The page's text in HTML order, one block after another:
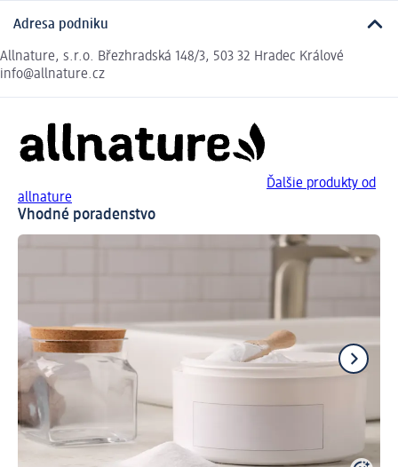
Adresa podniku
Allnature, s.r.o. Březhradská 148/3, 503 32 Hradec Králové
info@allnature.cz
Ďalšie produkty od
allnature
Vhodné poradenstvo